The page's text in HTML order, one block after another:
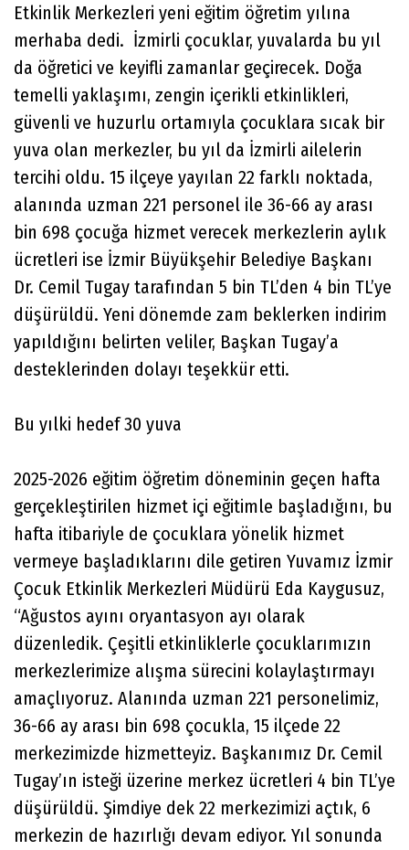
Etkinlik Merkezleri yeni eğitim öğretim yılına
merhaba dedi. İzmirli çocuklar, yuvalarda bu yıl
da öğretici ve keyifli zamanlar geçirecek. Doğa
temelli yaklaşımı, zengin içerikli etkinlikleri,
güvenli ve huzurlu ortamıyla çocuklara sıcak bir
yuva olan merkezler, bu yıl da İzmirli ailelerin
tercihi oldu. 15 ilçeye yayılan 22 farklı noktada,
alanında uzman 221 personel ile 36-66 ay arası
bin 698 çocuğa hizmet verecek merkezlerin aylık
ücretleri ise İzmir Büyükşehir Belediye Başkanı
Dr. Cemil Tugay tarafından 5 bin TL’den 4 bin TL’ye
düşürüldü. Yeni dönemde zam beklerken indirim
yapıldığını belirten veliler, Başkan Tugay’a
desteklerinden dolayı teşekkür etti.
Bu yılki hedef 30 yuva
2025-2026 eğitim öğretim döneminin geçen hafta
gerçekleştirilen hizmet içi eğitimle başladığını, bu
hafta itibariyle de çocuklara yönelik hizmet
vermeye başladıklarını dile getiren Yuvamız İzmir
Çocuk Etkinlik Merkezleri Müdürü Eda Kaygusuz,
“Ağustos ayını oryantasyon ayı olarak
düzenledik. Çeşitli etkinliklerle çocuklarımızın
merkezlerimize alışma sürecini kolaylaştırmayı
amaçlıyoruz. Alanında uzman 221 personelimiz,
36-66 ay arası bin 698 çocukla, 15 ilçede 22
merkezimizde hizmetteyiz. Başkanımız Dr. Cemil
Tugay’ın isteği üzerine merkez ücretleri 4 bin TL’ye
düşürüldü. Şimdiye dek 22 merkezimizi açtık, 6
merkezin de hazırlığı devam ediyor. Yıl sonunda